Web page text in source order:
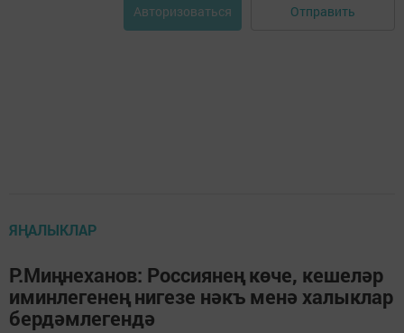
Авторизоваться Отправить
ЯҢАЛЫКЛАР
Р.Миңнеханов: Россиянең көче, кешеләр
иминлегенең нигезе нәкъ менә халыклар
бердәмлегендә